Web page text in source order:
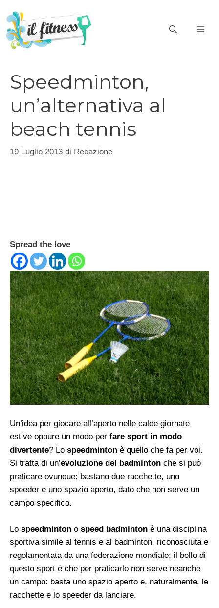
contenuto
Speedminton,
un’alternativa al
beach tennis
19 Luglio 2013 di Redazione
Spread the love
Un’idea per giocare all’aperto nelle calde giornate
estive oppure un modo per fare sport in modo
divertente? Lo speedminton è quello che fa per voi.
Si tratta di un’evoluzione del badminton che si può
praticare ovunque: bastano due racchette, uno
speeder e uno spazio aperto, dato che non serve un
campo specifico.
Lo speedminton o speed badminton è una disciplina
sportiva simile al tennis e al badminton, riconosciuta e
regolamentata da una federazione mondiale; il bello di
questo sport è che per praticarlo non serve neanche
un campo: basta uno spazio aperto e, naturalmente, le
racchette e lo speeder da lanciare.